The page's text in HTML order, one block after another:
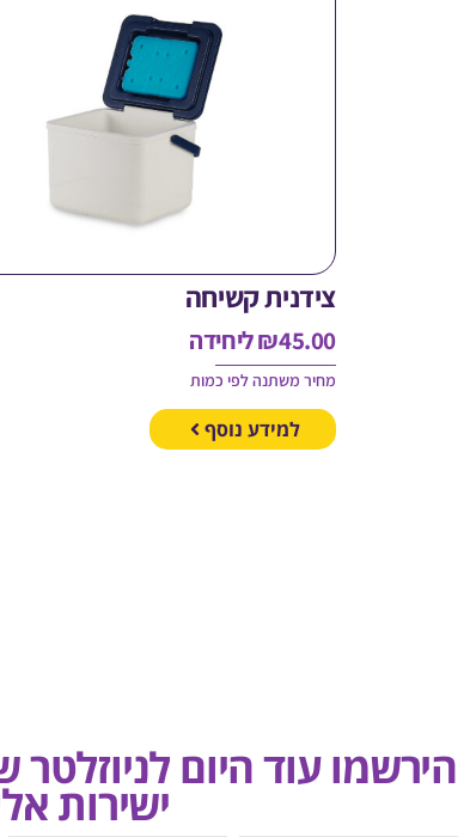
צידנית קשיחה
₪45.00 ליחידה
מחיר משתנה לפי כמות
למידע נוסף
הירשמו עוד היום
ישירות